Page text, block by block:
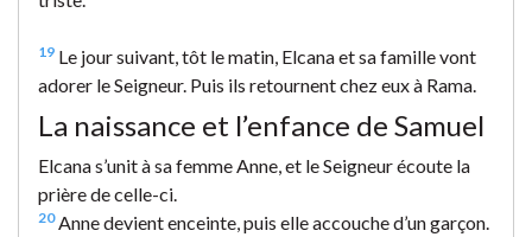
19 Le jour suivant, tôt le matin, Elcana et sa famille vont
adorer le Seigneur. Puis ils retournent chez eux à Rama.
La naissance et l’enfance de Samuel
Elcana s’unit à sa femme Anne, et le Seigneur écoute la
prière de celle-ci.
20Anne devient enceinte, puis elle accouche d’un garçon.